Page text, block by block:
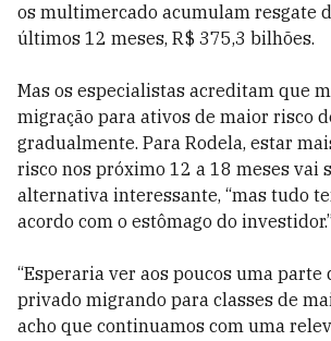
os multimercado acumulam resgate
últimos 12 meses, R$ 375,3 bilhões.
Mas os especialistas acreditam que
migração para ativos de maior risco
gradualmente. Para Rodela, estar
risco nos próximo 12 a 18 meses vai
alternativa interessante, “mas tudo
acordo com o estômago do
“Esperaria ver aos poucos uma parte
privado migrando para classes de
acho que continuamos com uma